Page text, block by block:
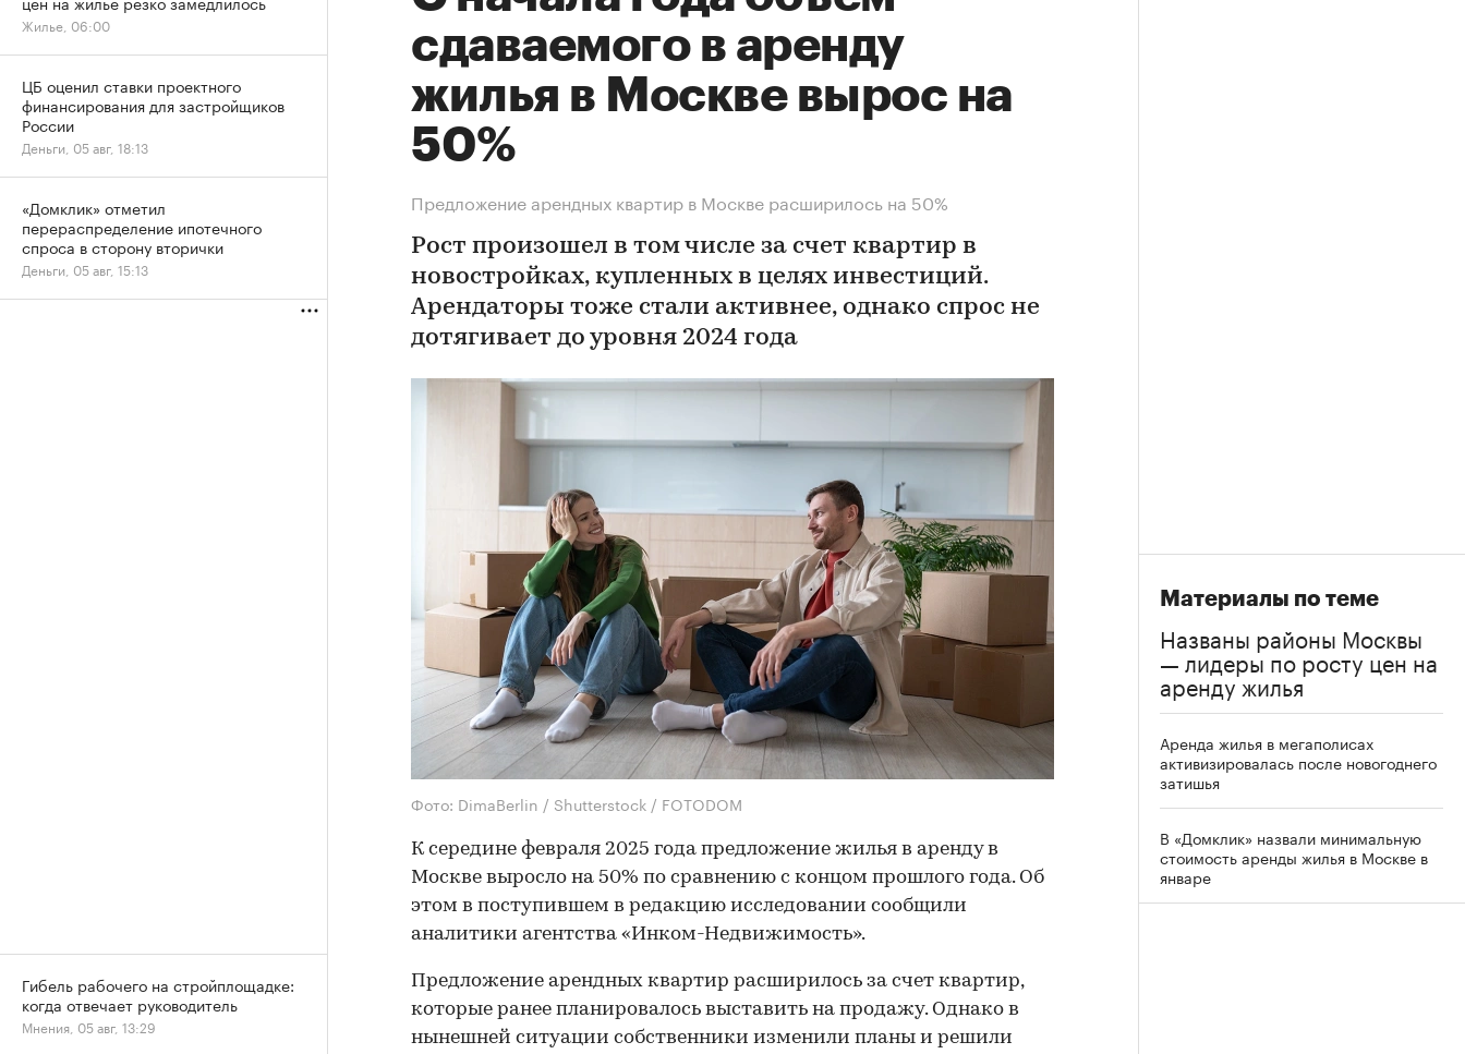
сдаваемого в аренду
жилья в Москве вырос на
50%
Предложение арендных квартир в Москве расширилось на 50%
Рост произошел в том числе за счет квартир в
новостройках, купленных в целях инвестиций.
Арендаторы тоже стали активнее, однако спрос не
дотягивает до уровня 2024 года
Фото: DimaBerlin / Shutterstock / FOTODOM
К середине февраля 2025 года предложение жилья в аренду в
Москве выросло на 50% по сравнению с концом прошлого года. Об
этом в поступившем в редакцию исследовании сообщили
аналитики агентства «Инком-Недвижимость».
Предложение арендных квартир расширилось за счет квартир,
которые ранее планировалось выставить на продажу. Однако в
нынешней ситуации собственники изменили планы и решили
Материалы по теме
Названы районы Москвы
— лидеры по росту цен на
аренду жилья
Аренда жилья в мегаполисах
активизировалась после новогоднего
затишья
В «Домклик» назвали минимальную
стоимость аренды жилья в Москве в
январе
Жилье, 06:00
ЦБ оценил ставки проектного
финансирования для застройщиков
России
Деньги, 05 авг, 18:13
«Домклик» отметил
перераспределение ипотечного
спроса в сторону вторички
Деньги, 05 авг, 15:13
Гибель рабочего на стройплощадке:
когда отвечает руководитель
Мнения, 05 авг, 13:29